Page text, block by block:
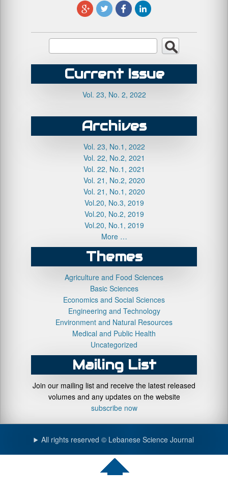
Current Issue
Vol. 23, No. 2, 2022
Archives
Vol. 23, No.1, 2022
Vol. 22, No.2, 2021
Vol. 22, No.1, 2021
Vol. 21, No.2, 2020
Vol. 21, No.1, 2020
Vol.20, No.3, 2019
Vol.20, No.2, 2019
Vol.20, No.1, 2019
More …
Themes
Agriculture and Food Sciences
Basic Sciences
Economics and Social Sciences
Engineering and Technology
Environment and Natural Resources
Medical and Public Health
Uncategorized
Mailing List
Join our mailing list and receive the latest released
volumes and any updates on the website
subscribe now
All rights reserved © Lebanese Science Journal